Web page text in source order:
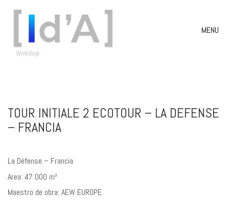
MENU
TOUR INITIALE 2 ECOTOUR – LA DEFENSE
– FRANCIA
La Défense – Francia
Area: 47 000 m²
Maestro de obra: AEW EUROPE